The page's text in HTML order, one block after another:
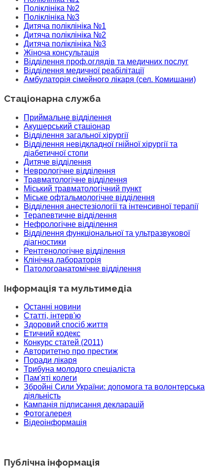
Поліклініка №2
Поліклініка №3
Дитяча поліклініка №1
Дитяча поліклініка №2
Дитяча поліклініка №3
Жіноча консультація
Відділення проф.оглядів та медичних послуг
Відділення медичної реабілітації
Амбулаторія сімейного лікаря (сел. Комишани)
Стаціонарна служба
Приймальне відділення
Акушерський стаціонар
Відділення загальної хірургії
Відділення невідкладної гнійної хірургії та
діабетичної стопи
Дитяче відділення
Неврологічне відділення
Травматологічне відділення
Міський травматологічний пункт
Міське офтальмологічне відділення
Відділення анестезіології та інтенсивної терапії
Терапевтичне відділення
Нефрологічне відділення
Відділення функціональної та ультразвукової
діагностики
Рентгенологічне відділення
Клінічна лабораторія
Патологоанатомічне відділення
Інформація та мультимедіа
Останні новини
Статті, інтерв'ю
Здоровий спосіб життя
Етичний кодекс
Конкурс статей (2011)
Авторитетно про престиж
Поради лікаря
Трибуна молодого спеціаліста
Пам'яті колеги
Збройні Сили України: допомога та волонтерська
діяльність
Кампанія підписання декларацій
Фотогалерея
Відеоінформація
Публічна інформація